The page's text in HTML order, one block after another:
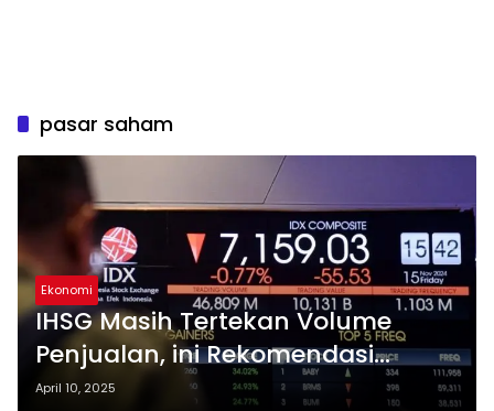
pasar saham
Ekonomi
IHSG Masih Tertekan Volume
Penjualan, ini Rekomendasi
Saham Hari ini 10 April 2025
April 10, 2025